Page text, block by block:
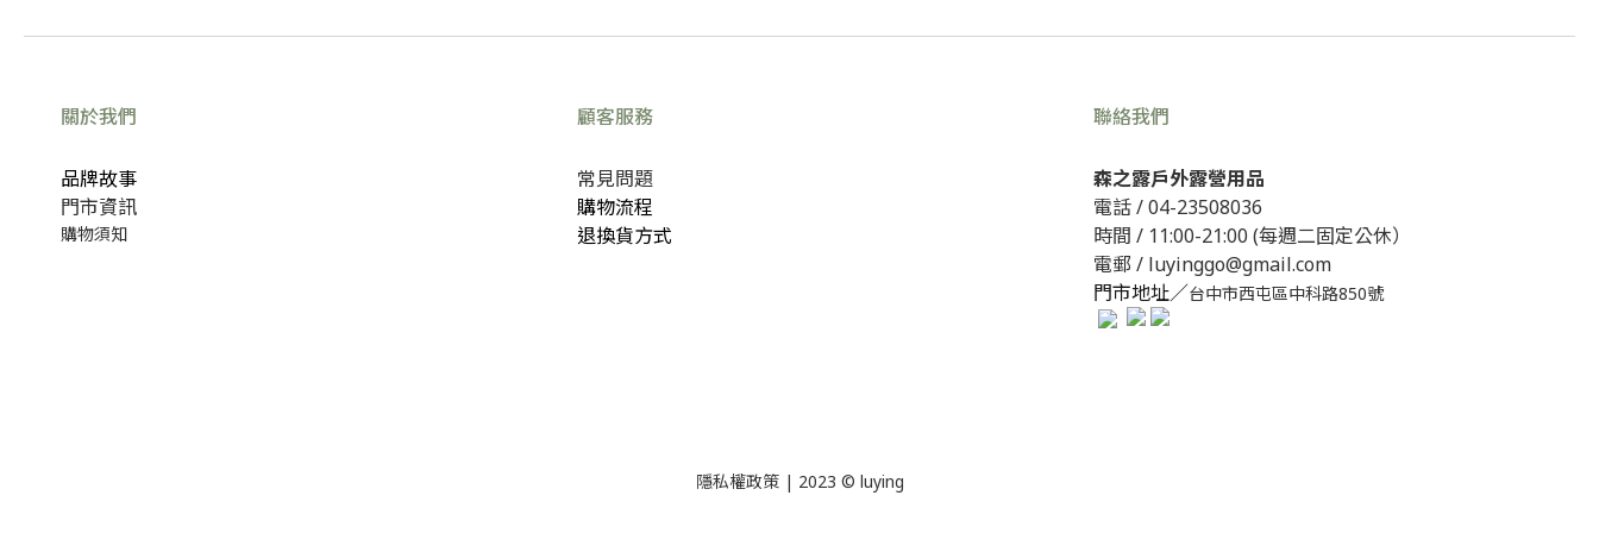
關於我們
品牌故事
門市資訊
購物須知
顧客服務
常見問題
購物流程
退換貨方式
聯絡我們
森之露戶外露營用品
電話 /04-23508036
時間 / 11:00-21:00 (每週二固定公休）
電郵 / luyinggo@gmail.com
門市地址／台中市西屯區中科路850號
隱私權政策| 2023 © luying